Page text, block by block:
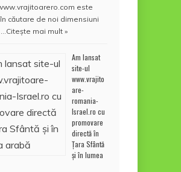
este
căutare de noi dimensiuni
Citește mai mult »
Am lansat
site-ul
www.vrajito
are-
romania-
Israel.ro cu
promovare
directă în
Țara Sfântă
și în lumea